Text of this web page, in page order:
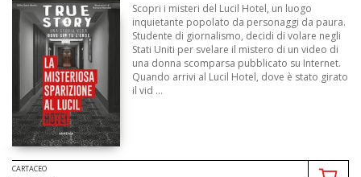
Scopri i misteri del Lucil Hotel, un luogo
inquietante popolato da personaggi da paura.
Studente di giornalismo, decidi di volare negli
Stati Uniti per svelare il mistero di un video di
una donna scomparsa pubblicato su Internet.
Quando arrivi al Lucil Hotel, dove è stato girato
il vid ...
CARTACEO